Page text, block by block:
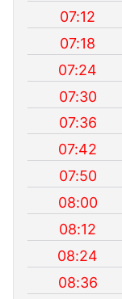
07:12
07:18
07:24
07:30
07:36
07:42
07:50
08:00
08:12
08:24
08:36